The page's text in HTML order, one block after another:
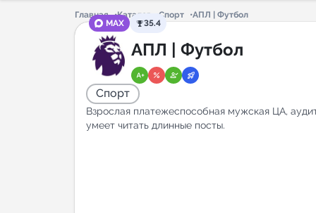
Каталог
Главная Каталог Спорт
АПЛ | Футбол
MAX
35.4
АПЛ | Футбол
Спорт
Взрослая платежеспособная мужская ЦА,
умеет читать длинные посты.